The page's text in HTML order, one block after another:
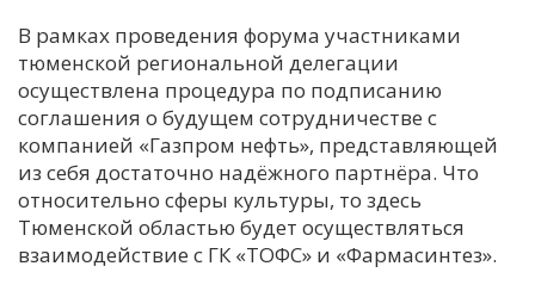
В рамках проведения форума участниками
тюменской региональной делегации
осуществлена процедура по подписанию
соглашения о будущем сотрудничестве с
компанией «Газпром нефть», представляющей
из себя достаточно надёжного партнёра. Что
относительно сферы культуры, то здесь
Тюменской областью будет осуществляться
взаимодействие с ГК «ТОФС» и «Фармасинтез».